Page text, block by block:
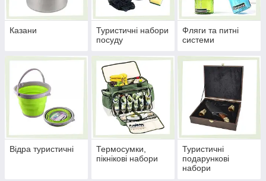
Казани
Туристичні набори
посуду
Фляги та питні
системи
Відра туристичні
Термосумки,
пікнікові набори
Туристичні
подарункові
набори